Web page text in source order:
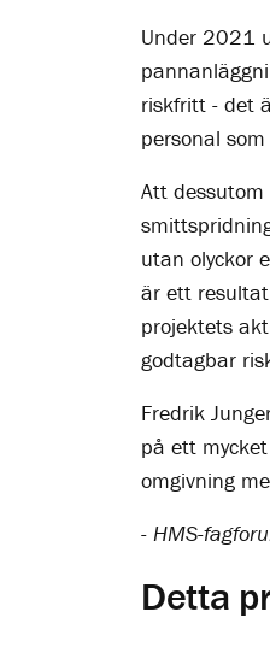
Under 2021
riskfritt - det
personal
Att
utan olyckor
är ett
projektets
godtagbar
Fredrik
på ett
omgivning
- HMS-
Detta